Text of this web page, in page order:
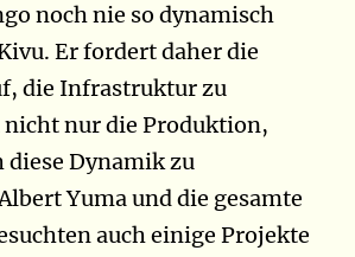
noch nie so dynamisch
Er fordert daher die
die Infrastruktur zu
nicht nur die Produktion,
diese Dynamik zu
Yuma und die gesamte
auch einige Projekte